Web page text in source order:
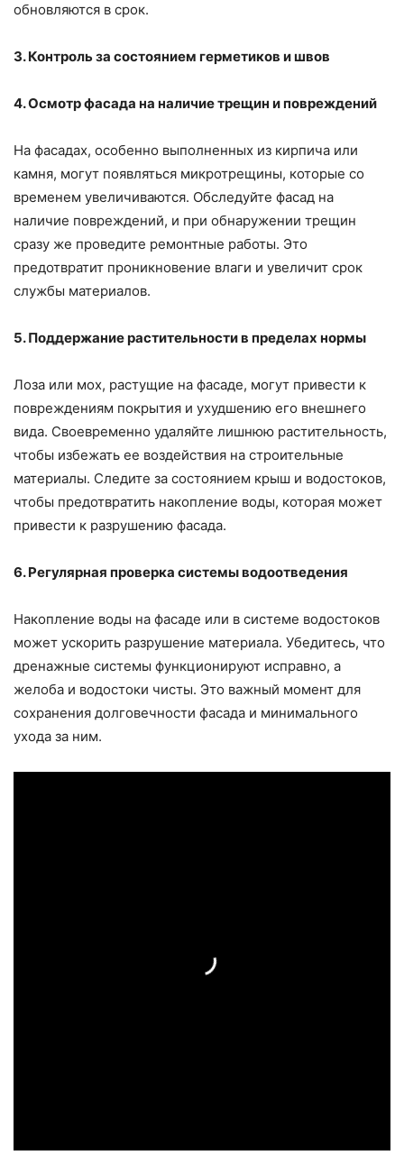
обновляются в срок.
3. Контроль за состоянием герметиков и швов
4. Осмотр фасада на наличие трещин и повреждений
На фасадах, особенно выполненных из кирпича или
камня, могут появляться микротрещины, которые со
временем увеличиваются. Обследуйте фасад на
наличие повреждений, и при обнаружении трещин
сразу же проведите ремонтные работы. Это
предотвратит проникновение влаги и увеличит срок
службы материалов.
5. Поддержание растительности в пределах нормы
Лоза или мох, растущие на фасаде, могут привести к
повреждениям покрытия и ухудшению его внешнего
вида. Своевременно удаляйте лишнюю растительность,
чтобы избежать ее воздействия на строительные
материалы. Следите за состоянием крыш и водостоков,
чтобы предотвратить накопление воды, которая может
привести к разрушению фасада.
6. Регулярная проверка системы водоотведения
Накопление воды на фасаде или в системе водостоков
может ускорить разрушение материала. Убедитесь, что
дренажные системы функционируют исправно, а
желоба и водостоки чисты. Это важный момент для
сохранения долговечности фасада и минимального
ухода за ним.